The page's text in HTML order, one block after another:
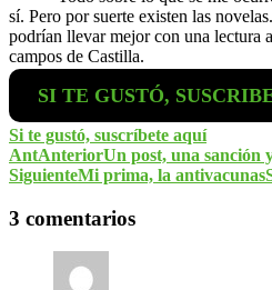
sí. Pero por suerte existen las
podrían llevar mejor con una lectura
campos de Castilla.
SI TE GUSTÓ,
Si te gustó, suscríbete aquí
AntAnteriorUn post, una sanción
SiguienteMi prima, la antivacunas
3 comentarios